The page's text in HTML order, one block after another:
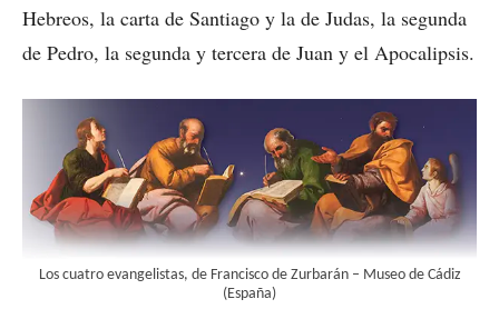
Hebreos, la carta de Santiago y la de Judas, la segunda
de Pedro, la segunda y tercera de Juan y el Apocalipsis.
Los cuatro evangelistas, de Francisco de Zurbarán – Museo de Cádiz
(España)